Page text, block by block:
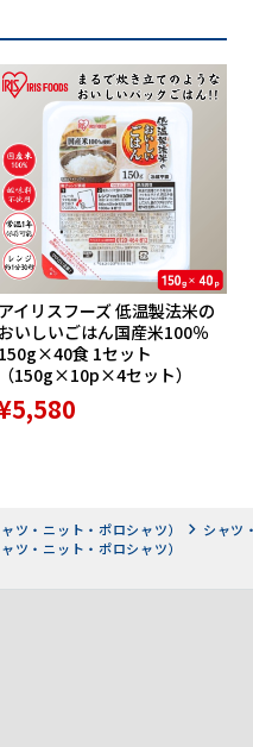
アイリスフーズ 低温製法米の
おいしいごはん国産米100％
150g×40食 1セット
（150g×10p×4セット）
ツ・ニット・ポロシャツ）
シャツ
ツ・ニット・ポロシャツ）